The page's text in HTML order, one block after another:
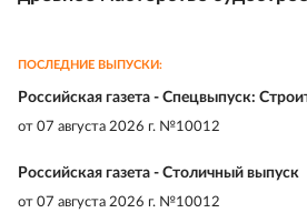
ПОСЛЕДНИЕ ВЫПУСКИ:
Российская газета - Спецвыпуск:
от 07 августа 2026 г. №10012
Российская газета - Столичный выпуск
от 07 августа 2026 г. №10012